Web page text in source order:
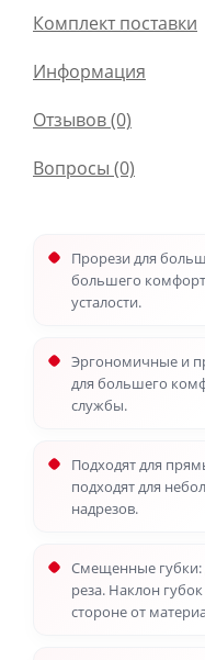
Комплект поставки
Информация
Отзывов (0)
Вопросы (0)
Прорези для
большего
усталости.
Эргономичные и
для большего
службы.
Подходят для
подходят для
надрезов.
Смещенные губки:
реза. Наклон
стороне от